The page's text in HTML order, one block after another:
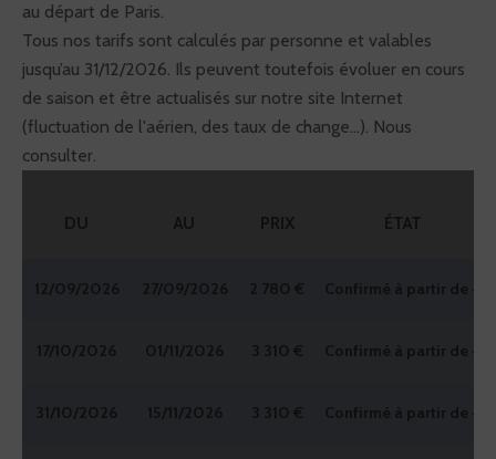
au départ de Paris.
Tous nos tarifs sont calculés par personne et valables
jusqu’au 31/12/2026. Ils peuvent toutefois évoluer en cours
de saison et être actualisés sur notre site Internet
(fluctuation de l'aérien, des taux de change...). Nous
consulter.
DU AU PRIX ÉTAT